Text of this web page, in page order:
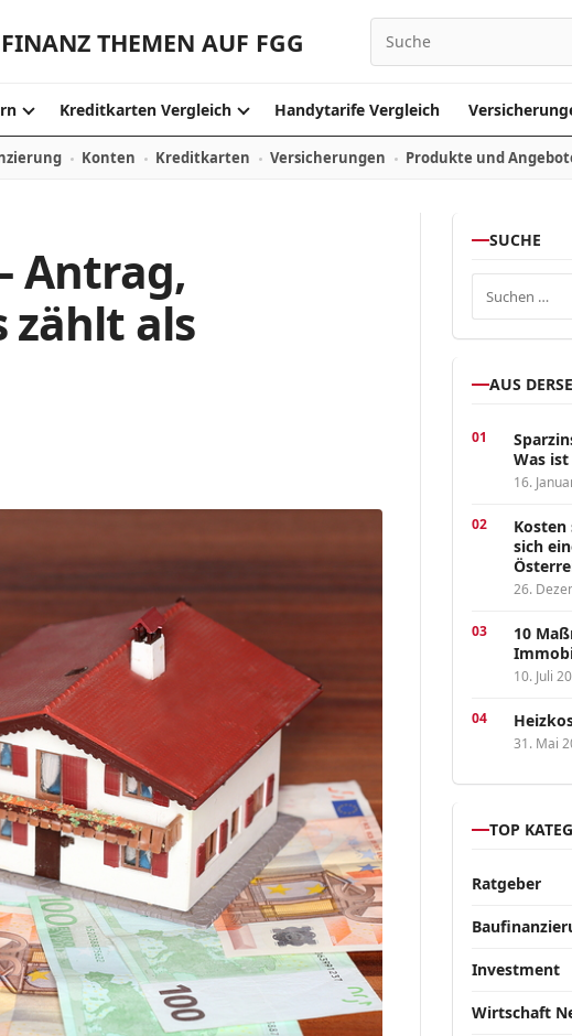
THEMEN AUF FGG Suchen nach:
Kreditkarten Vergleich Handytarife Vergleich
Konten Kreditkarten Versicherungen Produkte und
Antrag,
zählt als
SUCHE
Suchen nach:
AUS
Was
16.
sich
26.
10
10. Juli
31. Mai
TOP
Ratgeber
Investment
Wirtschaft